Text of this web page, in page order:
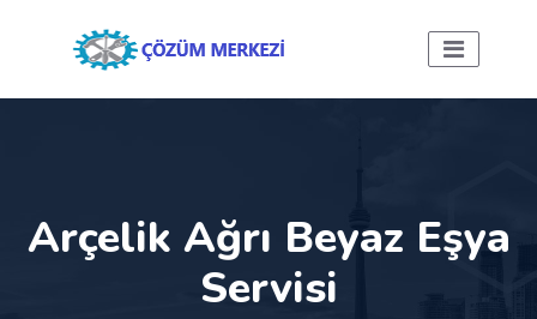
Arçelik Ağrı Beyaz Eşya
Servisi